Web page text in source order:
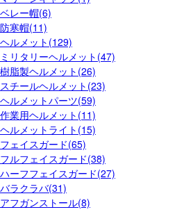
ベレー帽(6)
防寒帽(11)
ヘルメット(129)
ミリタリーヘルメット(47)
樹脂製ヘルメット(26)
スチールヘルメット(23)
ヘルメットパーツ(59)
作業用ヘルメット(11)
ヘルメットライト(15)
フェイスガード(65)
フルフェイスガード(38)
ハーフフェイスガード(27)
バラクラバ(31)
アフガンストール(8)